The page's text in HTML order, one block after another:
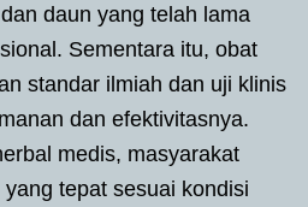
daun yang telah lama
Sementara itu, obat
standar ilmiah dan uji klinis
dan efektivitasnya.
medis, masyarakat
tepat sesuai kondisi